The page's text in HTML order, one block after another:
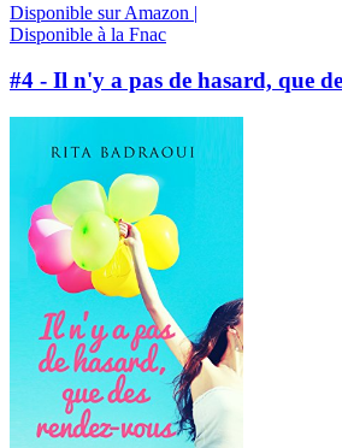
Disponible sur Amazon |
Disponible à la Fnac
#4 - Il n'y a pas de hasard, que